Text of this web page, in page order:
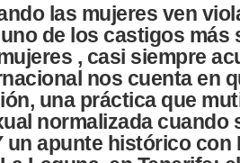
las mujeres ven
de los castigos más
, casi siempre
nos cuenta en
una práctica que
normalizada
apunte histórico con